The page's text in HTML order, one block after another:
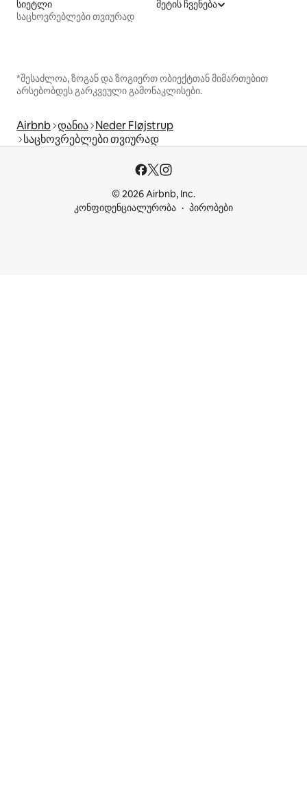
სიეტლი
საცხოვრებლები თვიურად
მეტის ჩვენება
*შესაძლოა, ზოგან და ზოგიერთ ობიექტთან მიმართებით
არსებობდეს გარკვეული გამონაკლისები.
Airbnb დანია Neder Fløjstrup
საცხოვრებლები თვიურად
© 2026 Airbnb, Inc.
კონფიდენციალურობა
პირობები